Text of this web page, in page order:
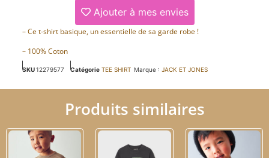
Ajouter à mes envies
– Ce t-shirt basique, un essentielle de sa garde robe !
– 100% Coton
SKU12279577 Catégorie TEE SHIRT Marque : JACK ET JONES
Produits similaires